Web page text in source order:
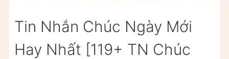
Tin Nhắn Chúc Ngày Mới
Hay Nhất [119+ TN Chúc